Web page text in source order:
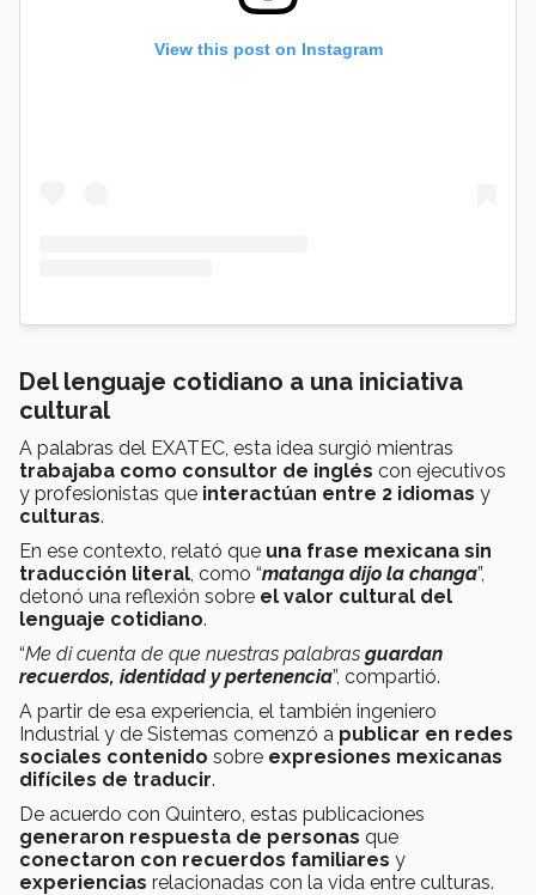
View this post on Instagram
Del lenguaje cotidiano a una iniciativa
cultural
A palabras del EXATEC, esta idea surgió mientras
trabajaba como consultor de inglés con ejecutivos
y profesionistas que interactúan entre 2 idiomas y
culturas.
En ese contexto, relató que una frase mexicana sin
traducción literal, como “matanga dijo la changa”,
detonó una reflexión sobre el valor cultural del
lenguaje cotidiano.
“Me di cuenta de que nuestras palabras guardan
recuerdos, identidad y pertenencia”, compartió.
A partir de esa experiencia, el también ingeniero
Industrial y de Sistemas comenzó a publicar en redes
sociales contenido sobre expresiones mexicanas
difíciles de traducir.
De acuerdo con Quintero, estas publicaciones
generaron respuesta de personas que
conectaron con recuerdos familiares y
experiencias relacionadas con la vida entre culturas.